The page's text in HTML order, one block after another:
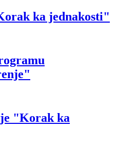
ka jednakosti"
"Korak ka